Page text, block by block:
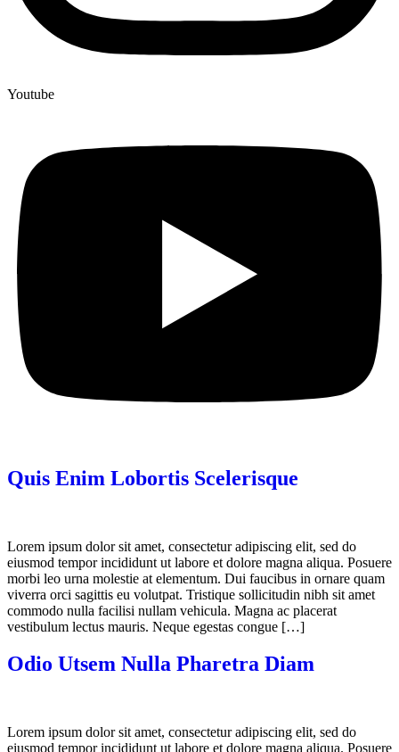
Youtube
Quis Enim Lobortis Scelerisque
Lorem ipsum dolor sit amet, consectetur adipiscing elit, sed do
eiusmod tempor incididunt ut labore et dolore magna aliqua. Posuere
morbi leo urna molestie at elementum. Dui faucibus in ornare quam
viverra orci sagittis eu volutpat. Tristique sollicitudin nibh sit amet
commodo nulla facilisi nullam vehicula. Magna ac placerat
vestibulum lectus mauris. Neque egestas congue […]
Odio Utsem Nulla Pharetra Diam
Lorem ipsum dolor sit amet, consectetur adipiscing elit, sed do
eiusmod tempor incididunt ut labore et dolore magna aliqua. Posuere